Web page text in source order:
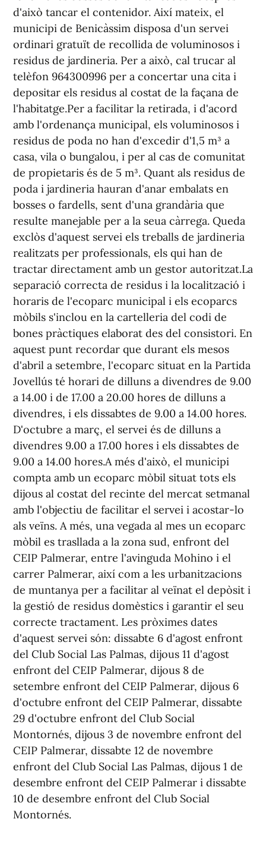
d'això tancar el contenidor. Així mateix, el
municipi de Benicàssim disposa d'un servei
ordinari gratuït de recollida de voluminosos i
residus de jardineria. Per a això, cal trucar al
telèfon 964300996 per a concertar una cita i
depositar els residus al costat de la façana de
l'habitatge.Per a facilitar la retirada, i d'acord
amb l'ordenança municipal, els voluminosos i
residus de poda no han d'excedir d'1,5 m³ a
casa, vila o bungalou, i per al cas de comunitat
de propietaris és de 5 m³. Quant als residus de
poda i jardineria hauran d'anar embalats en
bosses o fardells, sent d'una grandària que
resulte manejable per a la seua càrrega. Queda
exclòs d'aquest servei els treballs de jardineria
realitzats per professionals, els qui han de
tractar directament amb un gestor autoritzat.La
separació correcta de residus i la localització i
horaris de l'ecoparc municipal i els ecoparcs
mòbils s'inclou en la cartelleria del codi de
bones pràctiques elaborat des del consistori. En
aquest punt recordar que durant els mesos
d'abril a setembre, l'ecoparc situat en la Partida
Jovellús té horari de dilluns a divendres de 9.00
a 14.00 i de 17.00 a 20.00 hores de dilluns a
divendres, i els dissabtes de 9.00 a 14.00 hores.
D'octubre a març, el servei és de dilluns a
divendres 9.00 a 17.00 hores i els dissabtes de
9.00 a 14.00 hores.A més d'això, el municipi
compta amb un ecoparc mòbil situat tots els
dijous al costat del recinte del mercat setmanal
amb l'objectiu de facilitar el servei i acostar-lo
als veïns. A més, una vegada al mes un ecoparc
mòbil es trasllada a la zona sud, enfront del
CEIP Palmerar, entre l'avinguda Mohino i el
carrer Palmerar, així com a les urbanitzacions
de muntanya per a facilitar al veïnat el depòsit i
la gestió de residus domèstics i garantir el seu
correcte tractament. Les pròximes dates
d'aquest servei són: dissabte 6 d'agost enfront
del Club Social Las Palmas, dijous 11 d'agost
enfront del CEIP Palmerar, dijous 8 de
setembre enfront del CEIP Palmerar, dijous 6
d'octubre enfront del CEIP Palmerar, dissabte
29 d'octubre enfront del Club Social
Montornés, dijous 3 de novembre enfront del
CEIP Palmerar, dissabte 12 de novembre
enfront del Club Social Las Palmas, dijous 1 de
desembre enfront del CEIP Palmerar i dissabte
10 de desembre enfront del Club Social
Montornés.